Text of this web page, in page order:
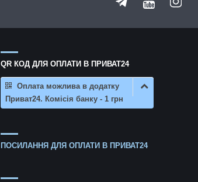
QR КОД ДЛЯ ОПЛАТИ В ПРИВАТ24
Оплата можлива в додатку
Приват24. Комісія банку - 1 грн
ПОСИЛАННЯ ДЛЯ ОПЛАТИ В ПРИВАТ24